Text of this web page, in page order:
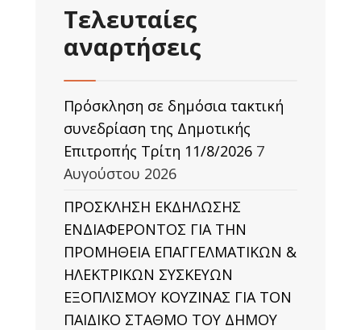
Τελευταίες
αναρτήσεις
Πρόσκληση σε δημόσια τακτική
συνεδρίαση της Δημοτικής
Επιτροπής Τρίτη 11/8/2026 7
Αυγούστου 2026
ΠΡΟΣΚΛΗΣΗ ΕΚΔΗΛΩΣΗΣ
ΕΝΔΙΑΦΕΡΟΝΤΟΣ ΓΙΑ ΤΗΝ
ΠΡΟΜΗΘΕΙΑ ΕΠΑΓΓΕΛΜΑΤΙΚΩΝ &
ΗΛΕΚΤΡΙΚΩΝ ΣΥΣΚΕΥΩΝ
ΕΞΟΠΛΙΣΜΟΥ ΚΟΥΖΙΝΑΣ ΓΙΑ ΤΟΝ
ΠΑΙΔΙΚΟ ΣΤΑΘΜΟ ΤΟΥ ΔΗΜΟΥ